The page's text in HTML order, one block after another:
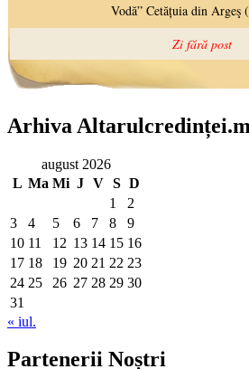
Arhiva
august 2026
L Ma Mi J V S D
1
2
3
4 5 6 7 8
9
10 11 12 13 14 15 16
17 18 19 20 21 22 23
24 25 26 27 28 29 30
31
« iul.
Partenerii Noștri